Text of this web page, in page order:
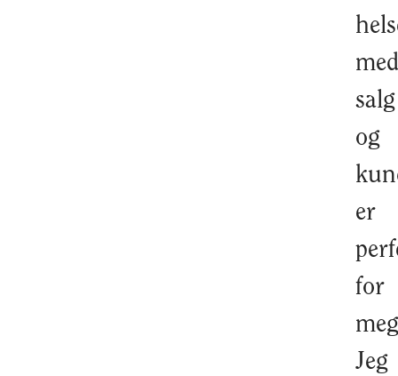
med
salg
og
er
for
Jeg